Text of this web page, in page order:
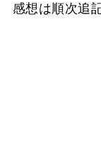
感想は順次追